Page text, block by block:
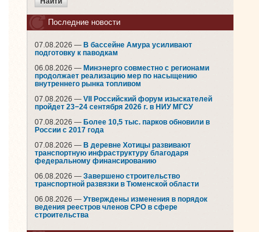
Последние новости
07.08.2026 — В бассейне Амура усиливают
подготовку к паводкам
06.08.2026 — Минэнерго совместно с регионами
продолжает реализацию мер по насыщению
внутреннего рынка топливом
07.08.2026 — VII Российский форум изыскателей
пройдет 23−24 сентября 2026 г. в НИУ МГСУ
07.08.2026 — Более 10,5 тыс. парков обновили в
России с 2017 года
07.08.2026 — В деревне Хотицы развивают
транспортную инфраструктуру благодаря
федеральному финансированию
06.08.2026 — Завершено строительство
транспортной развязки в Тюменской области
06.08.2026 — Утверждены изменения в порядок
ведения реестров членов СРО в сфере
строительства